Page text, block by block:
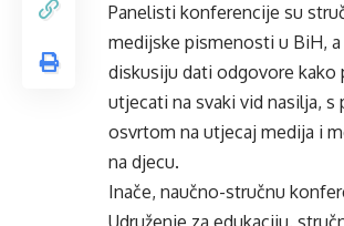
Panelisti konferencije su
medijske pismenosti u BiH,
diskusiju dati odgovore kako
utjecati na svaki vid nasilja, s
osvrtom na utjecaj medija i
na djecu.
Inače, naučno-stručnu
Udruženje za edukaciju,